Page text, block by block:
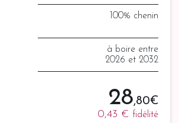
100% chenin
à boire entre
2026 et 2032
28,80 €
0,43 € fidélité